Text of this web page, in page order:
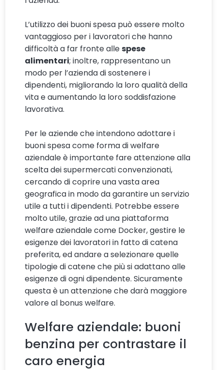
L’utilizzo dei buoni spesa può essere molto
vantaggioso per i lavoratori che hanno
difficoltà a far fronte allespese
alimentari; inoltre, rappresentano un
modo per l’azienda di sostenere i
dipendenti, migliorando la loro qualità della
vita e aumentando la loro soddisfazione
lavorativa.
Per le aziende che intendono adottare i
buoni spesa come forma di welfare
aziendale è importante fare attenzione alla
scelta dei supermercati convenzionati,
cercando di coprire una vasta area
geografica in modo da garantire un servizio
utile a tutti i dipendenti. Potrebbe essere
molto utile, grazie ad una piattaforma
welfare aziendale come Docker, gestire le
esigenze dei lavoratori in fatto di catena
preferita, ed andare a selezionare quelle
tipologie di catene che più si adattano alle
esigenze di ogni dipendente. Sicuramente
questa è un attenzione che darà maggiore
valore al bonus welfare.
Welfare aziendale: buoni
benzina per contrastare il
caro energia